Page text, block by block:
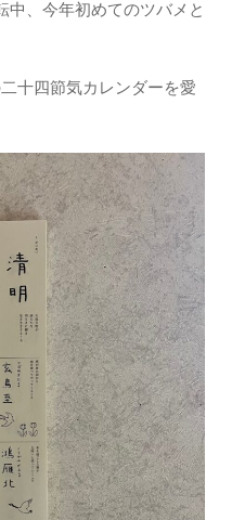
、今年初めてのツバメと
十四節気カレンダーを愛